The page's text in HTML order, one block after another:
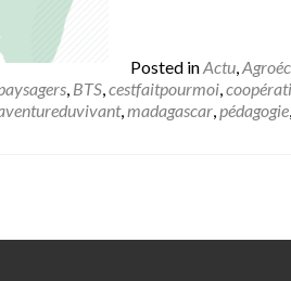
Posted inActu,
, BTS,cestfaitpourmoi,
,madagascar,pédagogie,